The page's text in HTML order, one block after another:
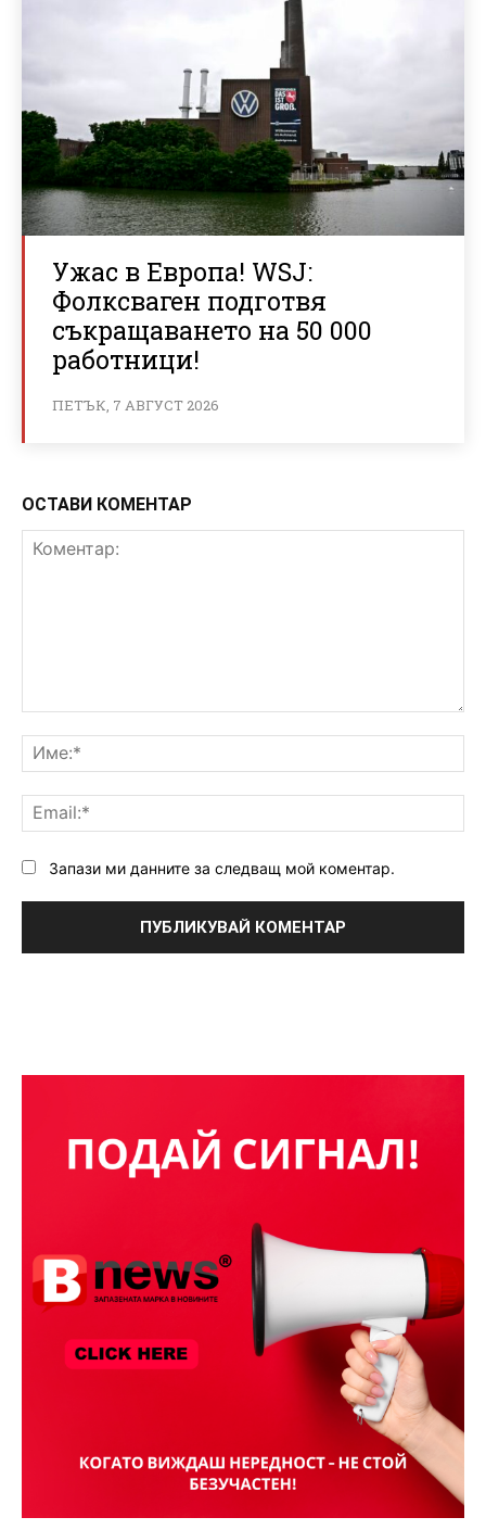
Ужас в Европа! WSJ:
Фолксваген подготвя
съкращаването на 50 000
работници!
ПЕТЪК, 7 АВГУСТ 2026
ОСТАВИ КОМЕНТАР
Запази ми данните за следващ мой коментар.